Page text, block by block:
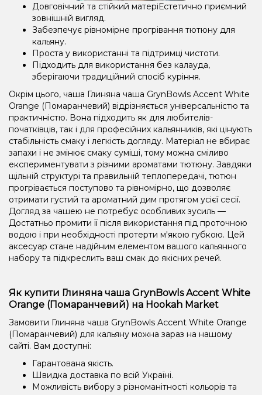
Довговічний та стійкий матеріЕстетично приємний
зовнішній вигляд.
Забезпечує рівномірне прогрівання тютюну для
кальяну.
Проста у використанні та підтримці чистоти.
Підходить для використання без калауда,
зберігаючи традиційний спосіб куріння.
Окрім цього, чаша Глиняна чаша GrynBowls Accent White
Orange (Помаранчевий) відрізняється універсальністю та
практичністю. Вона підходить як для любителів-
початківців, так і для професійних кальянників, які цінують
стабільність смаку і легкість догляду. Матеріал не вбирає
запахи і не змінює смаку суміші, тому можна сміливо
експериментувати з різними ароматами тютюну. Завдяки
щільній структурі та правильній теплопередачі, тютюн
прогрівається поступово та рівномірно, що дозволяє
отримати густий та ароматний дим протягом усієї сесії.
Догляд за чашею не потребує особливих зусиль —
Достатньо промити її після використання під проточною
водою і при необхідності протерти м'якою губкою. Цей
аксесуар стане надійним елементом вашого кальянного
набору та підкреслить ваш смак до якісних речей.
Як купити Глиняна чаша GrynBowls Accent White
Orange (Помаранчевий) на Hookah Market
Замовити Глиняна чаша GrynBowls Accent White Orange
(Помаранчевий) для кальяну можна зараз на нашому
сайті. Вам доступні:
Гарантована якість.
Швидка доставка по всій Україні.
Можливість вибору з різноманітності кольорів та